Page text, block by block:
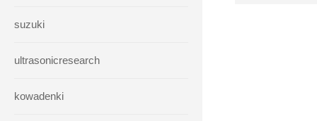
suzuki
ultrasonicresearch
kowadenki